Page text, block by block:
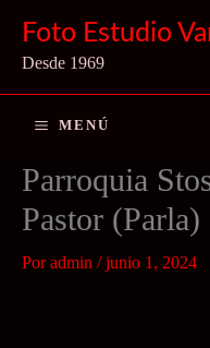
contenido
Foto Estudio
Desde 1969
MENÚ
Parroquia
Pastor (Parla)
Poradmin /junio 1, 2024